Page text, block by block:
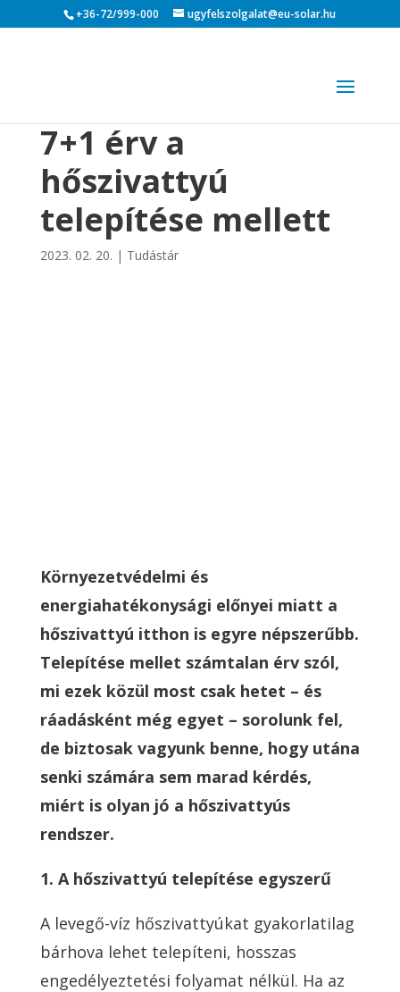
+36-72/999-000 ugyfelszolgalat@eu-solar.hu
7+1 érv a
hőszivattyú
telepítése mellett
2023. 02. 20. | Tudástár
Környezetvédelmi és
energiahatékonysági előnyei miatt a
hőszivattyú itthon is egyre népszerűbb.
Telepítése mellet számtalan érv szól,
mi ezek közül most csak hetet – és
ráadásként még egyet – sorolunk fel,
de biztosak vagyunk benne, hogy utána
senki számára sem marad kérdés,
miért is olyan jó a hőszivattyús
rendszer.
1. A hőszivattyú telepítése egyszerű
A levegő-víz hőszivattyúkat gyakorlatilag
bárhova lehet telepíteni, hosszas
engedélyeztetési folyamat nélkül. Ha az